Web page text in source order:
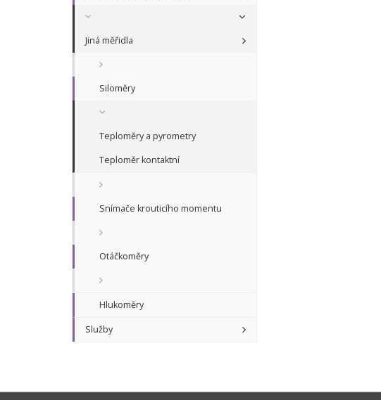
Jiná měřidla
Siloměry
Teploměry a pyrometry
Teploměr kontaktní
Snímače krouticího momentu
Otáčkoměry
Hlukoměry
Služby